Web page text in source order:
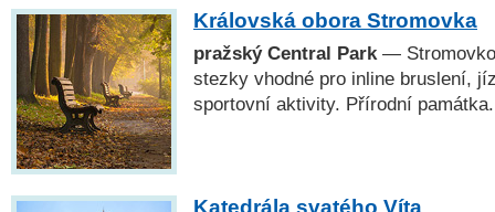
Královská obora Stromovka
pražský Central Park —
stezky vhodné pro inline bruslení,
sportovní aktivity. Přírodní památka.
Katedrála svatého Víta